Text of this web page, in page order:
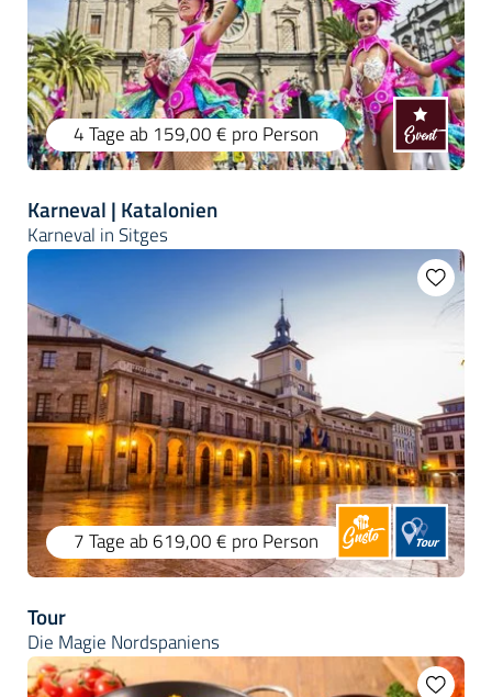
4 Tageab 159,00 € pro Person
Karneval | Katalonien
Karneval in Sitges
7 Tageab 619,00 € pro Person
Tour
Die Magie Nordspaniens